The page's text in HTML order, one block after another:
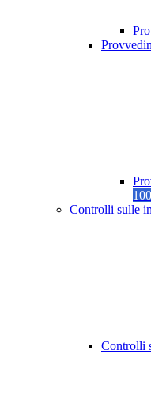
100
Controlli sulle
Controlli